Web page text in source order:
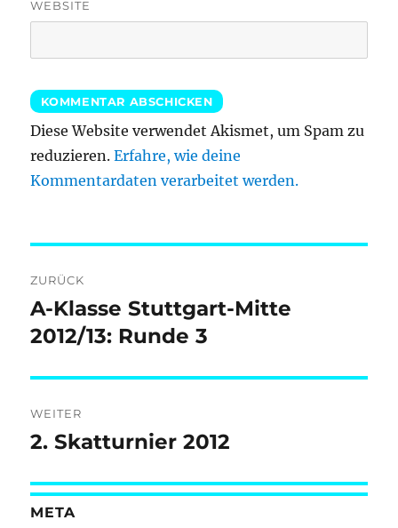
WEBSITE
Diese Website verwendet Akismet, um Spam zu
reduzieren.Erfahre, wie deine
Kommentardaten verarbeitet werden.
ZURÜCK
Vorheriger
Beitrag:
A-Klasse Stuttgart-Mitte
2012/13: Runde 3
WEITER
Nächster
2. Skatturnier 2012
META